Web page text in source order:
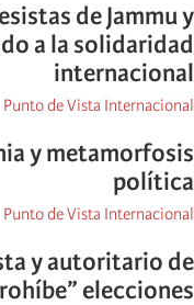
de Jammu y
a la solidaridad
internacional
Punto de Vista Internacional
y metamorfosis
política
Punto de Vista Internacional
y autoritario de
elecciones